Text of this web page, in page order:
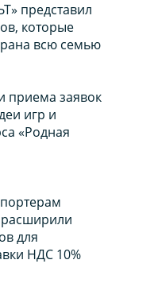
представил
которые
всю семью
приема заявок
игр и
«Родная
расширили
для
НДС 10%